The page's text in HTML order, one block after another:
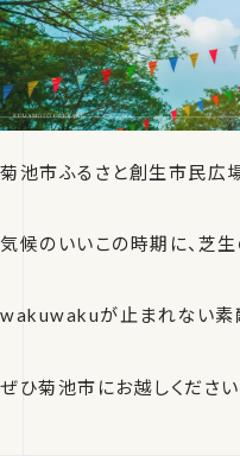
菊池市ふるさと創生市民広
気候のいいこの時期に、芝
wakuwakuが止まれない素
ぜひ菊池市にお越しください